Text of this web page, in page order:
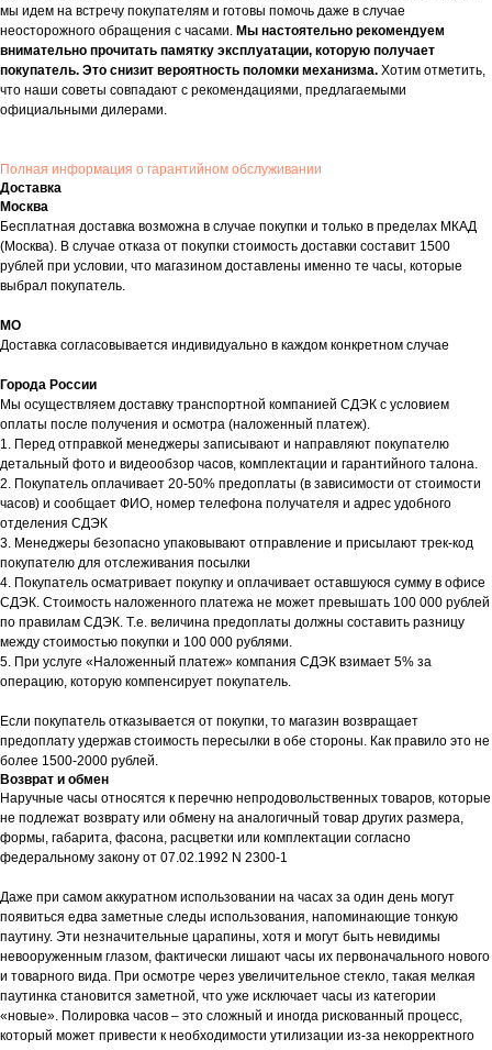
мы идем на встречу покупателям и готовы помочь даже в случае
неосторожного обращения с часами. Мы настоятельно рекомендуем
внимательно прочитать памятку эксплуатации, которую получает
покупатель. Это снизит вероятность поломки механизма. Хотим отметить,
что наши советы совпадают с рекомендациями, предлагаемыми
официальными дилерами.
Полная информация о гарантийном обслуживании
Доставка
Москва
Бесплатная доставка возможна в случае покупки и только в пределах МКАД
(Москва). В случае отказа от покупки стоимость доставки составит 1500
рублей при условии, что магазином доставлены именно те часы, которые
выбрал покупатель.
МО
Доставка согласовывается индивидуально в каждом конкретном случае
Города России
Мы осуществляем доставку транспортной компанией СДЭК с условием
оплаты после получения и осмотра (наложенный платеж).
1. Перед отправкой менеджеры записывают и направляют покупателю
детальный фото и видеообзор часов, комплектации и гарантийного талона.
2. Покупатель оплачивает 20-50% предоплаты (в зависимости от стоимости
часов) и сообщает ФИО, номер телефона получателя и адрес удобного
отделения СДЭК
3. Менеджеры безопасно упаковывают отправление и присылают трек-код
покупателю для отслеживания посылки
4. Покупатель осматривает покупку и оплачивает оставшуюся сумму в офисе
СДЭК. Стоимость наложенного платежа не может превышать 100 000 рублей
по правилам СДЭК. Т.е. величина предоплаты должны составить разницу
между стоимостью покупки и 100 000 рублями.
5. При услуге «Наложенный платеж» компания СДЭК взимает 5% за
операцию, которую компенсирует покупатель.
Если покупатель отказывается от покупки, то магазин возвращает
предоплату удержав стоимость пересылки в обе стороны. Как правило это не
более 1500-2000 рублей.
Возврат и обмен
Наручные часы относятся к перечню непродовольственных товаров, которые
не подлежат возврату или обмену на аналогичный товар других размера,
формы, габарита, фасона, расцветки или комплектации согласно
федеральному закону от 07.02.1992 N 2300-1
Даже при самом аккуратном использовании на часах за один день могут
появиться едва заметные следы использования, напоминающие тонкую
паутину. Эти незначительные царапины, хотя и могут быть невидимы
невооруженным глазом, фактически лишают часы их первоначального нового
и товарного вида. При осмотре через увеличительное стекло, такая мелкая
паутинка становится заметной, что уже исключает часы из категории
«новые». Полировка часов – это сложный и иногда рискованный процесс,
который может привести к необходимости утилизации из-за некорректного